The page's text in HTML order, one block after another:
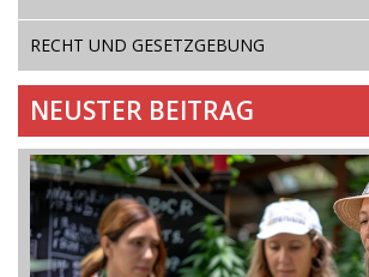
RECHT UND GESETZGEBUNG
NEUSTER BEITRAG